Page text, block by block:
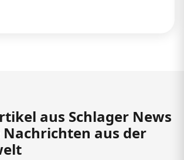
aus Schlager News
Nachrichten aus der